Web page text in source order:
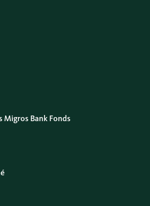
Migros Bank Fonds